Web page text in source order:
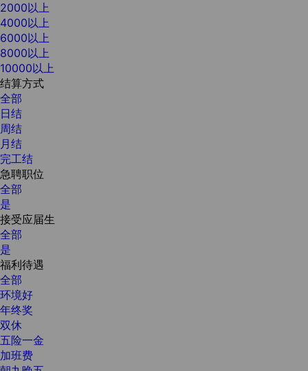
2000以上
4000以上
6000以上
8000以上
10000以上
结算方式
全部
日结
周结
月结
完工结
急聘职位
全部
是
接受应届生
全部
是
福利待遇
全部
环境好
年终奖
双休
五险一金
加班费